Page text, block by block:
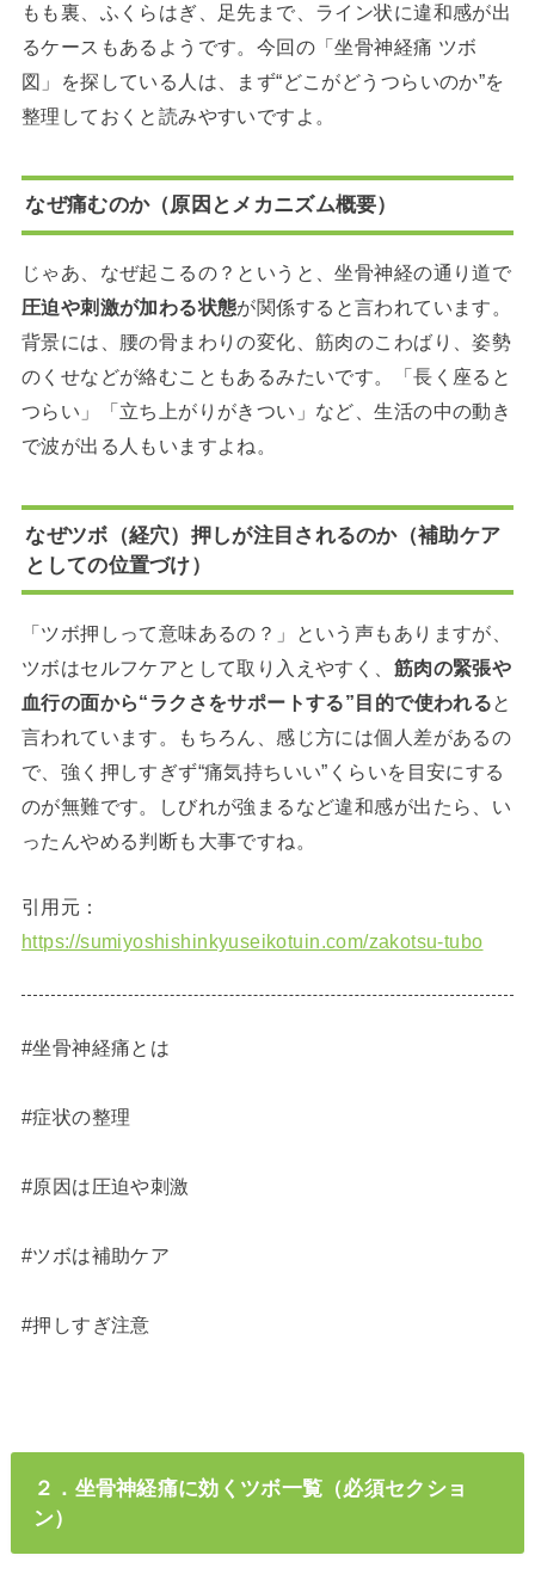
もも裏、ふくらはぎ、足先まで、ライン状に違和感が出
るケースもあるようです。今回の「坐骨神経痛 ツボ
図」を探している人は、まず“どこがどうつらいのか”を
整理しておくと読みやすいですよ。
なぜ痛むのか（原因とメカニズム概要）
じゃあ、なぜ起こるの？というと、坐骨神経の通り道で
圧迫や刺激が加わる状態が関係すると言われています。
背景には、腰の骨まわりの変化、筋肉のこわばり、姿勢
のくせなどが絡むこともあるみたいです。「長く座ると
つらい」「立ち上がりがきつい」など、生活の中の動き
で波が出る人もいますよね。
なぜツボ（経穴）押しが注目されるのか（補助ケア
としての位置づけ）
「ツボ押しって意味あるの？」という声もありますが、
ツボはセルフケアとして取り入えやすく、 筋肉の緊張や
血行の面から“ラクさをサポートする”目的で使われる と
言われています。もちろん、感じ方には個人差があるの
で、強く押しすぎず“痛気持ちいい”くらいを目安にする
のが無難です。しびれが強まるなど違和感が出たら、い
ったんやめる判断も大事ですね。
引用元：
https://sumiyoshishinkyuseikotuin.com/zakotsu-tubo
#坐骨神経痛とは
#症状の整理
#原因は圧迫や刺激
#ツボは補助ケア
#押しすぎ注意
２．坐骨神経痛に効くツボ一覧（必須セクショ
ン）